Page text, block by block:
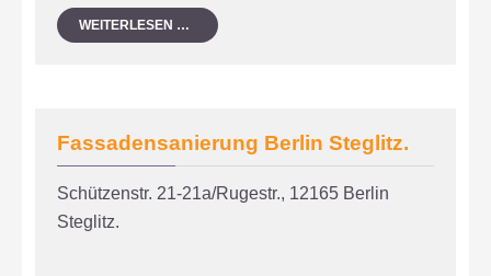
WEITERLESEN … FASSADENSANIERUNG
BERLIN
Fassadensanierung Berlin Steglitz.
Schützenstr. 21-21a/Rugestr., 12165 Berlin
Steglitz.